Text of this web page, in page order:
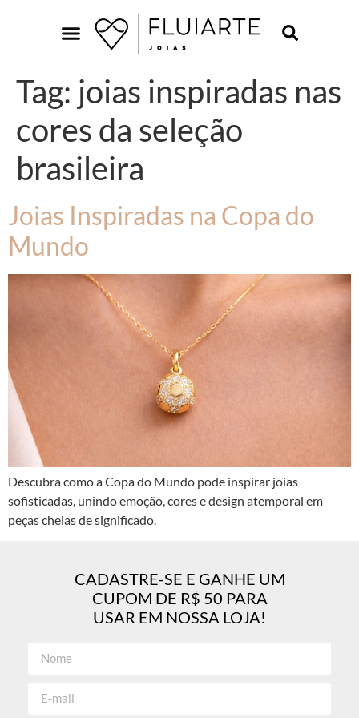
Tag: joias inspiradas nas
cores da seleção
brasileira
Joias Inspiradas na Copa do
Mundo
Descubra como a Copa do Mundo pode inspirar joias
sofisticadas, unindo emoção, cores e design atemporal em
peças cheias de significado.
CADASTRE-SE E GANHE UM
CUPOM DE R$ 50 PARA
USAR EM NOSSA LOJA!